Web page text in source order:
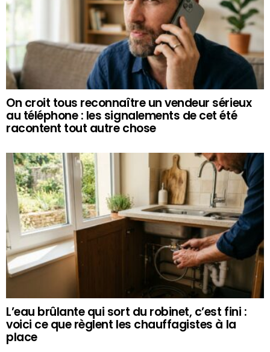
On croit tous reconnaître un vendeur sérieux
au téléphone : les signalements de cet été
racontent tout autre chose
L’eau brûlante qui sort du robinet, c’est fini :
voici ce que règlent les chauffagistes à la
place